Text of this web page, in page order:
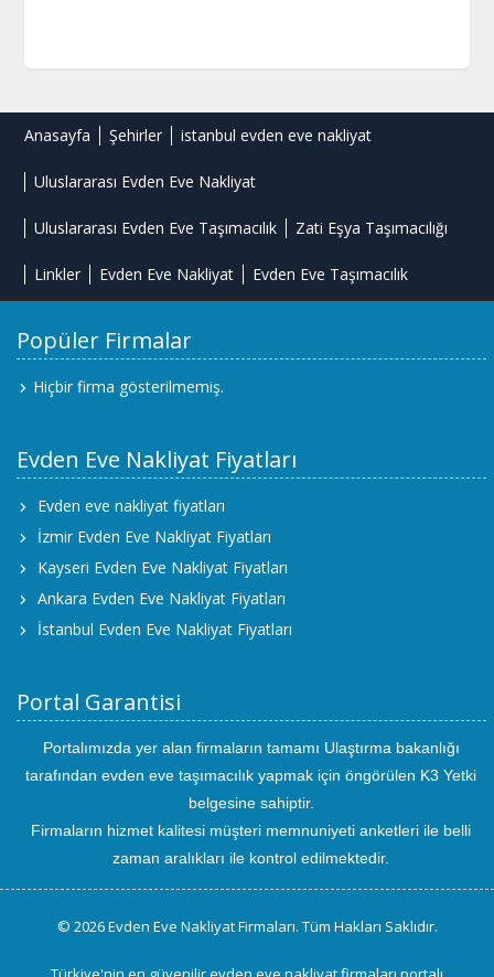
Anasayfa Şehirler istanbul evden eve nakliyat
Uluslararası Evden Eve Nakliyat
Uluslararası Evden Eve Taşımacılık Zati Eşya Taşımacılığı
Linkler Evden Eve Nakliyat Evden Eve Taşımacılık
Popüler Firmalar
Hiçbir firma gösterilmemiş.
Evden Eve Nakliyat Fiyatları
Evden eve nakliyat fiyatları
İzmir Evden Eve Nakliyat Fiyatları
Kayseri Evden Eve Nakliyat Fiyatları
Ankara Evden Eve Nakliyat Fiyatları
İstanbul Evden Eve Nakliyat Fiyatları
Portal Garantisi
Portalımızda yer alan firmaların tamamı Ulaştırma bakanlığı
tarafından evden eve taşımacılık yapmak için öngörülen K3 Yetki
belgesine sahiptir.
Firmaların hizmet kalitesi müşteri memnuniyeti anketleri ile belli
zaman aralıkları ile kontrol edilmektedir.
© 2026 Evden Eve Nakliyat Firmaları. Tüm Hakları Saklıdır.